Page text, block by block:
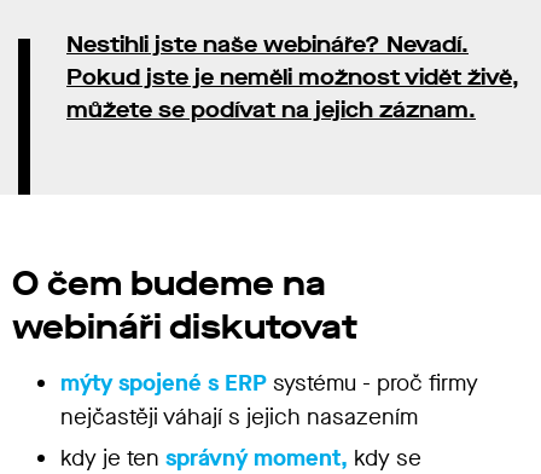
Nestihli jste naše webináře? Nevadí.
Pokud jste je neměli možnost vidět živě,
můžete se podívat na jejich záznam.
O čem budeme na
webináři diskutovat
mýty spojené s ERP systému - proč firmy
nejčastěji váhají s jejich nasazením
kdy je ten správný moment, kdy se